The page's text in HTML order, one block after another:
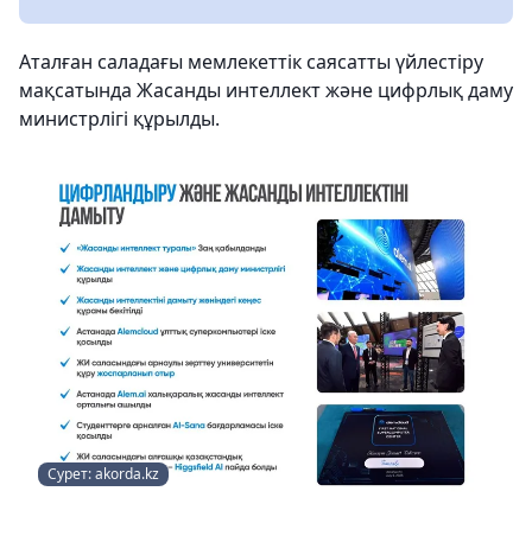
Аталған саладағы мемлекеттік саясатты үйлестіру
мақсатында Жасанды интеллект және цифрлық даму
министрлігі құрылды.
Сурет: akorda.kz